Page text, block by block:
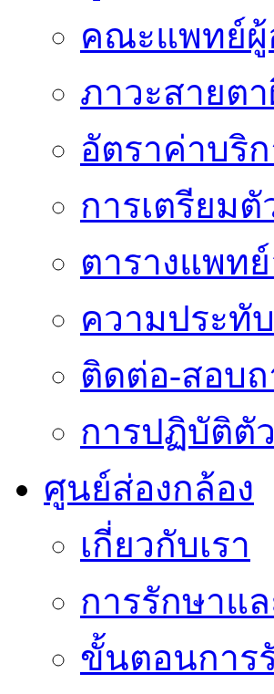
คณะแพทย์ผู้
ภาวะสายต
อัตราค่าบริ
การเตรียม
ตารางแพท
ความประทั
ติดต่อ-สอบ
การปฏิบัติตั
ศูนย์ส่องกล้อง
เกี่ยวกับเรา
การรักษาแ
ขั้นตอนการ